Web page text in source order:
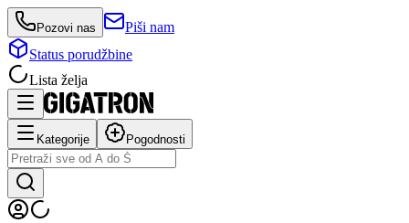
Pozovi nas
Piši nam
Status porudžbine
Lista želja
Kategorije Pogodnosti